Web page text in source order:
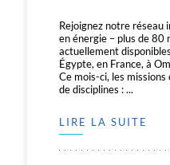
Rejoignez notre réseau
en énergie – plus de 80
actuellement
Égypte, en France, à
Ce mois-ci, les
de disciplines : ...
LIRE LA SUITE